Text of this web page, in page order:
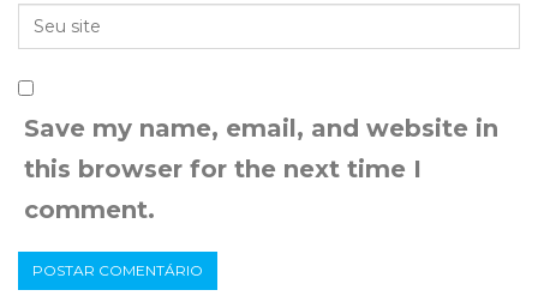
Save my name, email, and website in
this browser for the next time I
comment.